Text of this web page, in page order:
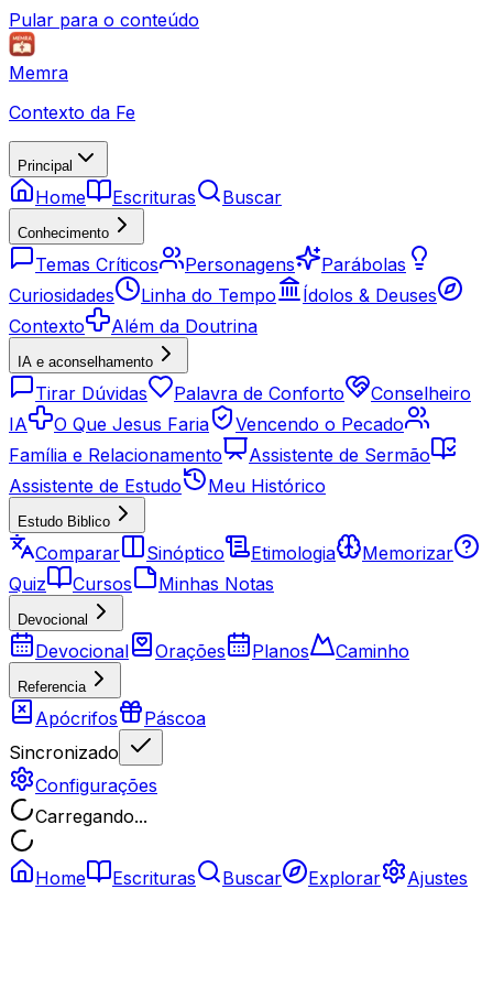
Pular para o conteúdo
Memra
Contexto da Fe
Principal
Home Escrituras Buscar
Conhecimento
Temas Críticos Personagens
Parábolas
Curiosidades
Linha do Tempo
Ídolos & Deuses
Contexto
Além da Doutrina
IA e aconselhamento
Tirar Dúvidas Palavra de Conforto
Conselheiro
IA
O Que Jesus Faria
Vencendo o Pecado
Família e Relacionamento
Assistente de Sermão
Assistente de Estudo
Meu Histórico
Estudo Biblico
Comparar Sinóptico Etimologia
Memorizar
Quiz
Cursos Minhas Notas
Devocional
Devocional Orações Planos Caminho
Referencia
Apócrifos
Páscoa
Sincronizado
Configurações
Carregando...
Home Escrituras Buscar Explorar Ajustes